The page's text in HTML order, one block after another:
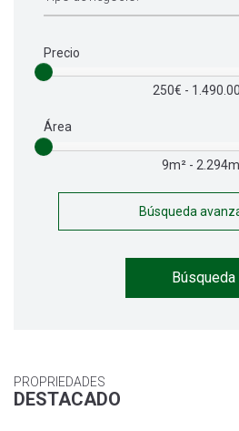
Precio
250€ -
Área
9m² -
Búsqueda
Búsqueda
PROPRIEDADES
DESTACADO